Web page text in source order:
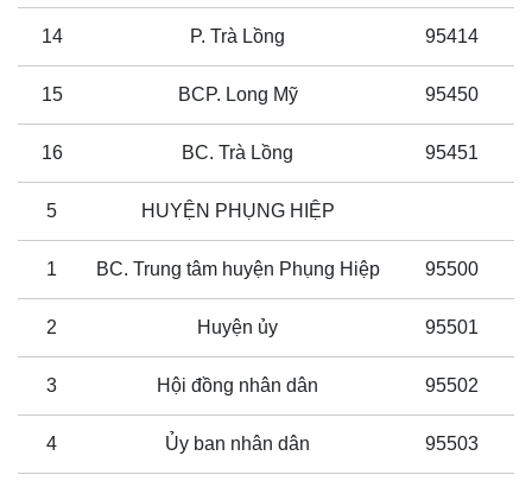
14 P. Trà Lồng 95414
15 BCP. Long Mỹ 95450
16 BC. Trà Lồng 95451
5 HUYỆN PHỤNG HIỆP
1 BC. Trung tâm huyện Phụng Hiệp 95500
2 Huyện ủy 95501
3 Hội đồng nhân dân 95502
4 Ủy ban nhân dân 95503